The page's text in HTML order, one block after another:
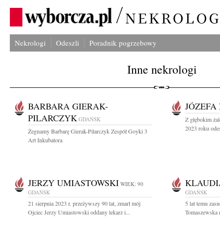
Nekrologi Odeszli Poradnik pogrzebowy
Inne nekrologi
BARBARA GIERAK-
PILARCZYK GDAŃSK
Żegnamy Barbarę Gierak-Pilarczyk Zespół Goyki 3
Art Inkubatora
Z głębokim
2023 roku
JERZY UMIASTOWSKI WIEK: 90
GDAŃSK
21 sierpnia 2023 r. przeżywszy 90 lat, zmarł mój
Ojciec Jerzy Umiastowski oddany lekarz i...
GDAŃSK
5 lat temu